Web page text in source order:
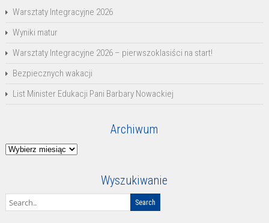
Warsztaty Integracyjne 2026
Wyniki matur
Warsztaty Integracyjne 2026 – pierwszoklasiści na start!
Bezpiecznych wakacji
List Minister Edukacji Pani Barbary Nowackiej
Archiwum
Archiwum
Wyszukiwanie